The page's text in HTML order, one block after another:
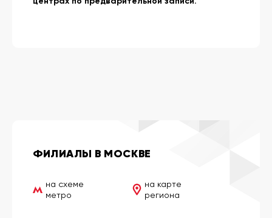
ФИЛИАЛЫ В МОСКВЕ
на схеме
метро
на карте
региона